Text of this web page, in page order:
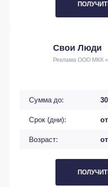
Свои Люди
Реклама ООО МКК
Сумма до:
Срок (дни):
Возраст: